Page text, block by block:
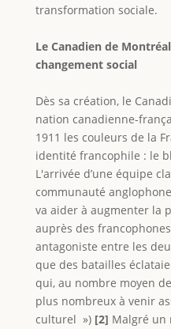
transformation sociale.
Le Canadien de
changement social
Dès sa création, le
nation canadienne-
1911 les couleurs de la
identité francophile : le
L'arrivée d’une équipe
communauté
va aider à augmenter la
auprès des
antagoniste entre les
que des batailles
qui, au nombre moyen
plus nombreux à venir
culturel ») [2] Malgré un